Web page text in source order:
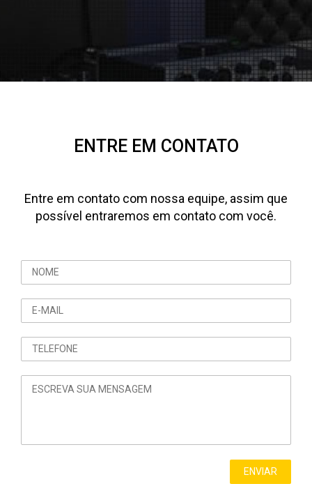
ENTRE EM CONTATO
Entre em contato com nossa equipe, assim que
possível entraremos em contato com você.